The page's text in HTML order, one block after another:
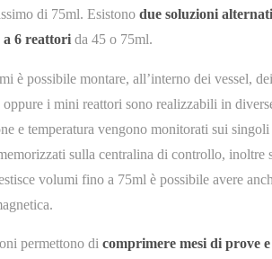
di 75ml. Esistono due soluzioni
a 6 reattori da 45 o 75ml.
è possibile montare, all’interno dei vessel, dei
i mini reattori sono realizzabili in
e temperatura vengono monitorati sui singoli
sulla centralina di controllo, inoltre
volumi fino a 75ml è possibile avere
permettono di comprimere mesi di prove